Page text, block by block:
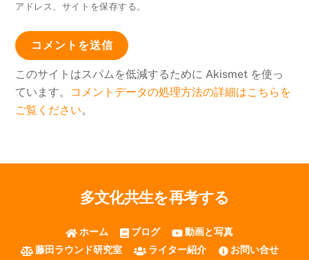
アドレス、サイトを保存する。
このサイトはスパムを低減するために Akismet を使っ
ています。 コメントデータの処理方法の詳細はこちらを
ご覧ください。
多文化共生を再考する
ホーム ブログ
動画と写真
藤田ラウンド研究室
ライター紹介
お問い合せ